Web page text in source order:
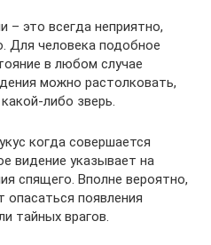
– это всегда неприятно,
Для человека подобное
в любом случае
можно растолковать,
либо зверь.
когда совершается
видение указывает на
спящего. Вполне вероятно,
опасаться появления
тайных врагов.